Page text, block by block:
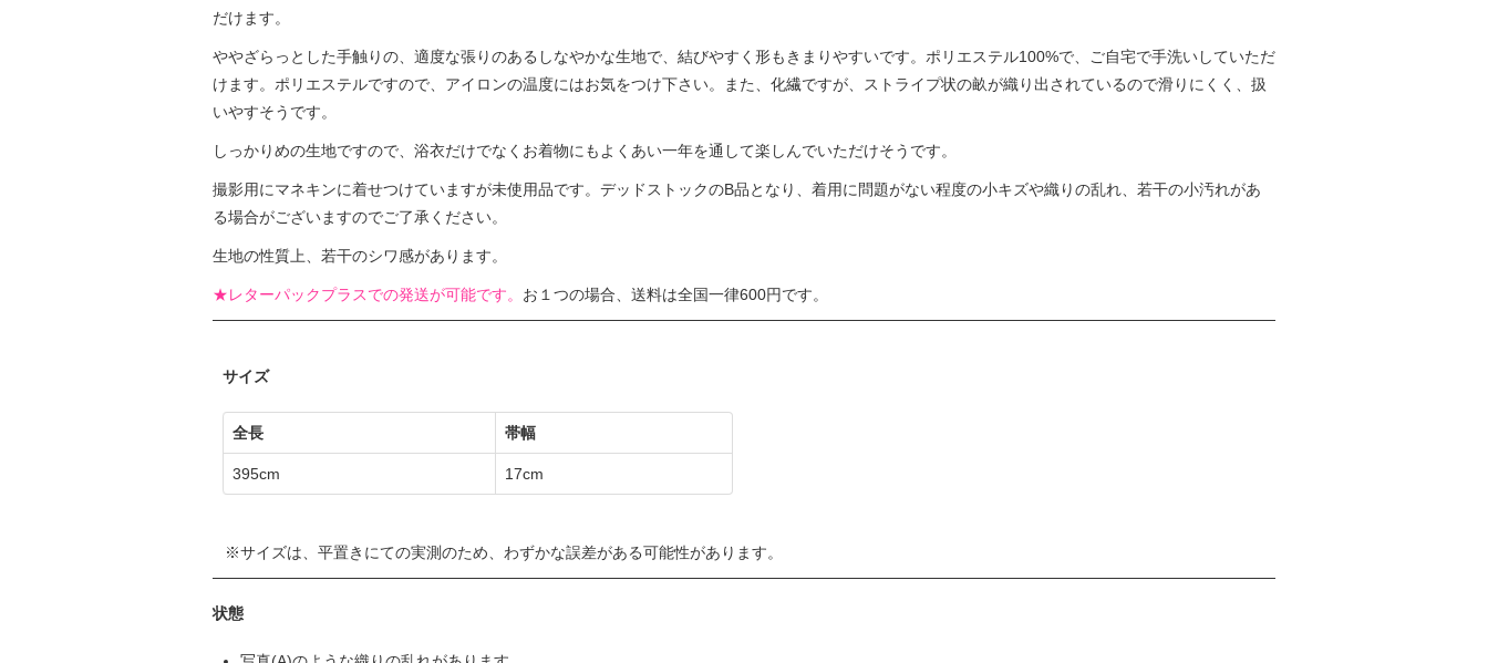
だけます。
ややざらっとした手触りの、適度な張りのあるしなやかな生地で、結びやすく形もきまりやすいです。ポリエステル100%で、ご自宅で手洗いしていただ
けます。ポリエステルですので、アイロンの温度にはお気をつけ下さい。また、化繊ですが、ストライプ状の畝が織り出されているので滑りにくく、扱
いやすそうです。
しっかりめの生地ですので、浴衣だけでなくお着物にもよくあい一年を通して楽しんでいただけそうです。
撮影用にマネキンに着せつけていますが未使用品です。デッドストックのB品となり、着用に問題がない程度の小キズや織りの乱れ、若干の小汚れがあ
る場合がございますのでご了承ください。
生地の性質上、若干のシワ感があります。
★レターパックプラスでの発送が可能です。 お１つの場合、送料は全国一律600円です。
サイズ
全長 帯幅
395cm 17cm
サイズは、平置きにての実測のため、わずかな誤差がある可能性があります。
状態